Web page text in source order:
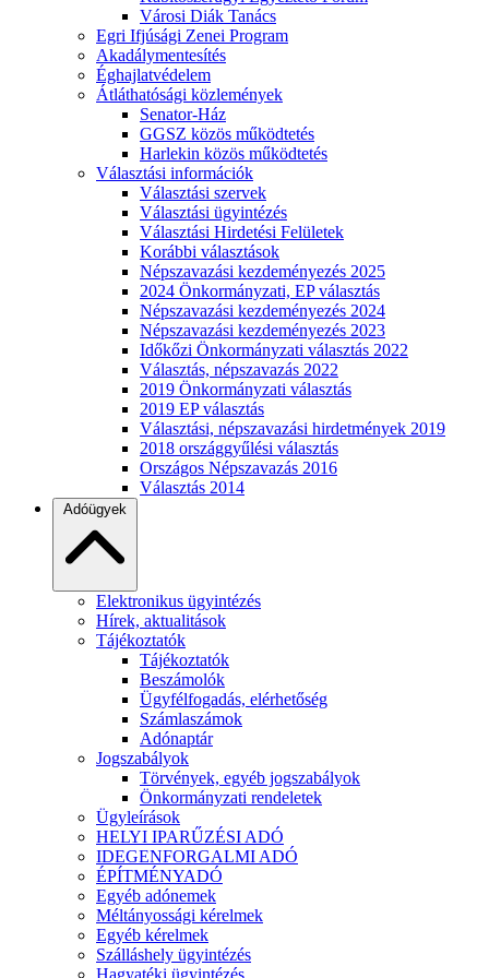
Városi Diák Tanács
Egri Ifjúsági Zenei Program
Akadálymentesítés
Éghajlatvédelem
Átláthatósági közlemények
Senator-Ház
GGSZ közös működtetés
Harlekin közös működtetés
Választási információk
Választási szervek
Választási ügyintézés
Választási Hirdetési Felületek
Korábbi választások
Népszavazási kezdeményezés 2025
2024 Önkormányzati, EP választás
Népszavazási kezdeményezés 2024
Népszavazási kezdeményezés 2023
Időkőzi Önkormányzati választás 2022
Választás, népszavazás 2022
2019 Önkormányzati választás
2019 EP választás
Választási, népszavazási hirdetmények 2019
2018 országgyűlési választás
Országos Népszavazás 2016
Választás 2014
Adóügyek
Elektronikus ügyintézés
Hírek, aktualitások
Tájékoztatók
Tájékoztatók
Beszámolók
Ügyfélfogadás, elérhetőség
Számlaszámok
Adónaptár
Jogszabályok
Törvények, egyéb jogszabályok
Önkormányzati rendeletek
Ügyleírások
HELYI IPARŰZÉSI ADÓ
IDEGENFORGALMI ADÓ
ÉPÍTMÉNYADÓ
Egyéb adónemek
Méltányossági kérelmek
Egyéb kérelmek
Szálláshely ügyintézés
Hagyatéki ügyintézés